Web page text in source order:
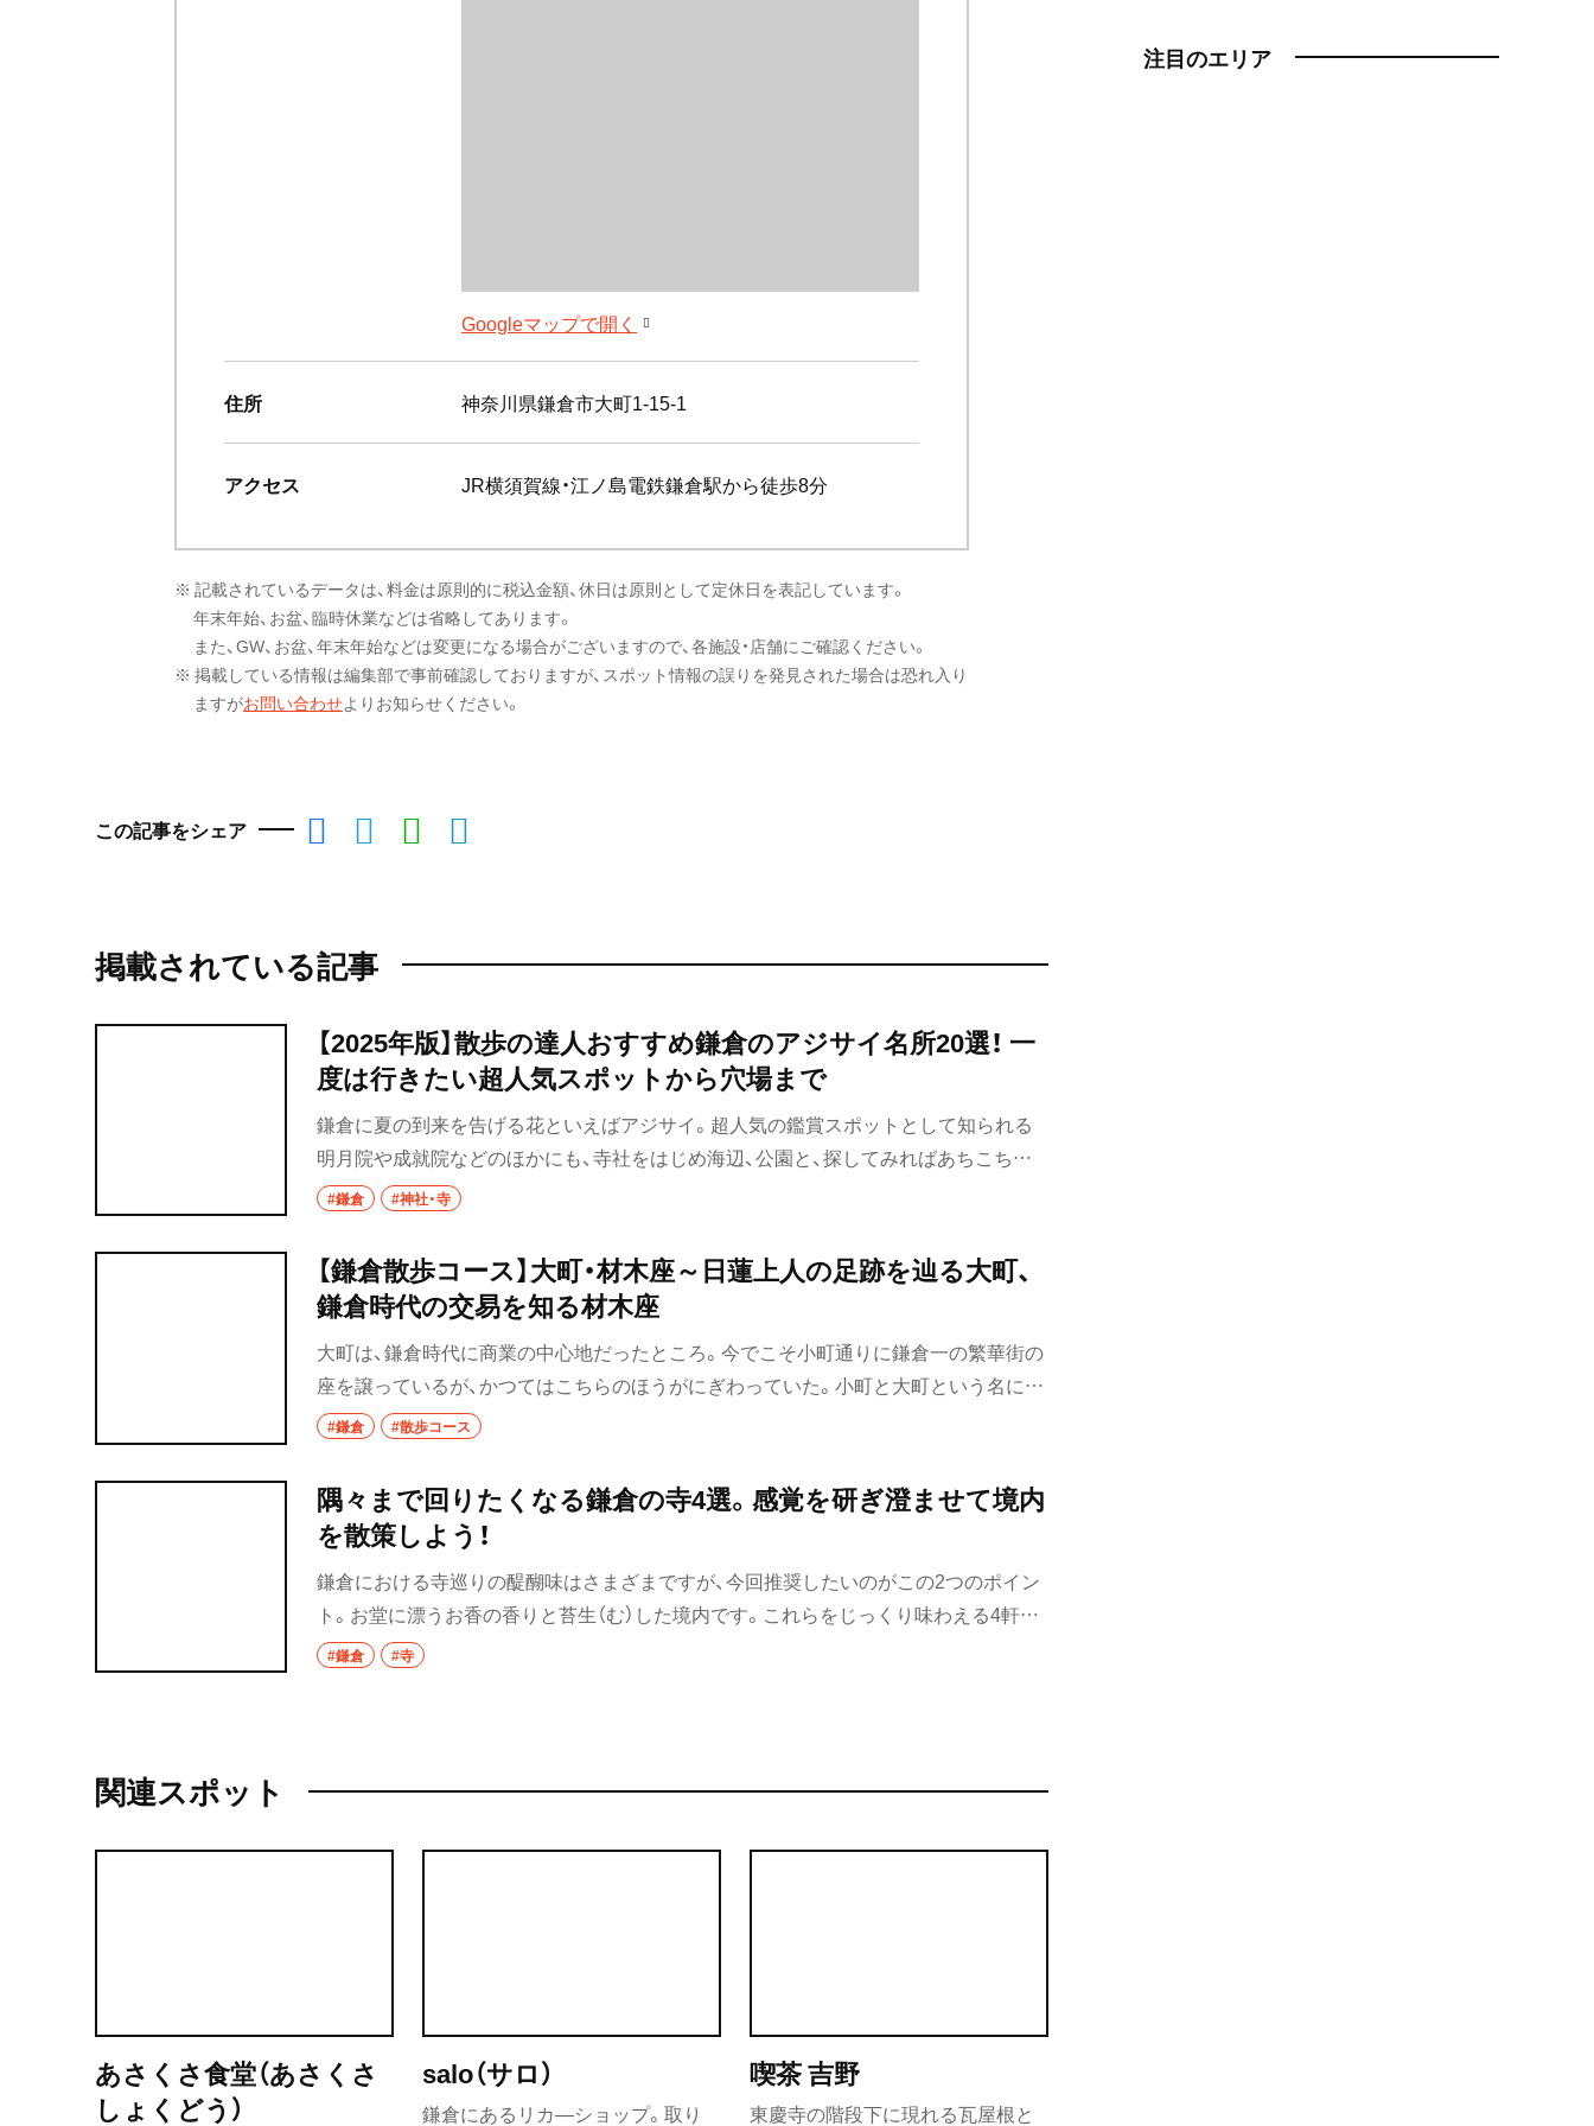
Googleマップで開く
住所 神奈川県鎌倉市大町1-15-1
アクセス JR横須賀線・江ノ島電鉄鎌倉駅から徒歩8分
※ 記載されているデータは、料金は原則的に税込金額、休日は原則として定休日を表記しています。
年末年始、お盆、臨時休業などは省略してあります。
また、GW、お盆、年末年始などは変更になる場合がございますので、各施設・店舗にご確認ください。
※ 掲載している情報は編集部で事前確認しておりますが、スポット情報の誤りを発見された場合は恐れ入り
ますがお問い合わせよりお知らせください。
この記事をシェア
掲載されている記事
【2025年版】散歩の達人おすすめ鎌倉のアジサイ名所20選！ 一
度は行きたい超人気スポットから穴場まで
鎌倉に夏の到来を告げる花といえばアジサイ。超人気の鑑賞スポットとして知られる
明月院や成就院などのほかにも、寺社をはじめ海辺、公園と、探してみればあちこちに
アジサイスポットが。今からでもまだ間に合うアジサイ散歩。新旧、大小、絶景、美
#鎌倉 #神社・寺
【鎌倉散歩コース】大町・材木座～日蓮上人の足跡を辿る大町、
鎌倉時代の交易を知る材木座
大町は、鎌倉時代に商業の中心地だったところ。今でこそ小町通りに鎌倉一の繁華街の
座を譲っているが、かつてはこちらのほうがにぎわっていた。小町と大町という名に、
往時の街の規模がうかがえる。このあたりは、安房(あわ＝現・千葉県)から鎌倉に来た日
また、布教活動を行った拠点でもあり、念仏信者らに焼き討ちにあった松葉ケ谷の法難
もこの地で起きた。材木座海岸は、鎌倉時代に建築資材を陸揚げした地。沖合には日本
最古の築港遺跡である和賀江島が浮かぶ。海に向かって山門が開ける光明寺も、古刹と
は思えぬ開放的だ。
#鎌倉 #散歩コース
隅々まで回りたくなる鎌倉の寺4選。感覚を研ぎ澄ませて境内
を散策しよう！
鎌倉における寺巡りの醍醐味はさまざまですが、今回推奨したいのがこの2つのポイン
ト。お堂に漂うお香の香りと苔生（む）した境内です。これらをじっくり味わえる4軒の
寺をピックアップしました。
#鎌倉 #寺
関連スポット
あさくさ食堂（あさくさ
しょくどう）
salo（サロ）
鎌倉にあるリカ―ショップ。取り
喫茶 吉野
東慶寺の階段下に現れる瓦屋根と
注目のエリア